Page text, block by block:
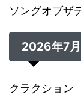
ソングオブザ
2026年7
クラクション